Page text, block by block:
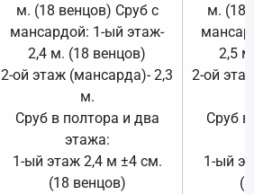
м. (18 венцов) Сруб с
мансардой: 1-ый этаж-
2,4 м. (18 венцов)
2-ой этаж (мансарда)- 2,3
м.
Сруб в полтора и два
этажа:
1-ый этаж 2,4 м ±4 см.
(18 венцов)
м. (18
2,5
2-ой
Сруб
1-ый